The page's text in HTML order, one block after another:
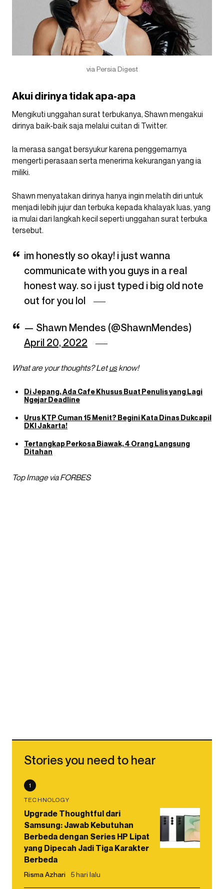
via Persia Digest
Akui dirinya tidak apa-apa
Mengikuti unggahan surat terbukanya, Shawn mengakui
dirinya baik-baik saja melalui cuitan di Twitter.
Ia merasa sangat bersyukur karena penggemarnya
mengerti perasaan serta menerima kekurangan yang ia
miliki.
Shawn menyatakan dirinya hanya ingin melatih diri untuk
menjadi lebih jujur dan terbuka kepada khalayak luas, yang
ia mulai dari langkah kecil seperti unggahan surat terbuka
tersebut.
im honestly so okay! i just wanna
communicate with you guys in a real
honest way. so i just typed i big old note
out for you lol
— Shawn Mendes (@ShawnMendes)
April 20, 2022
What are your thoughts? Letusknow!
Di Jepang, Ada Cafe Khusus Buat Penulis yang Lagi
Ngejar Deadline
Urus KTP Cuman 15 Menit? Begini Kata Dinas Dukcapil
DKI Jakarta!
Tertangkap Perkosa Biawak, 4 Orang Langsung
Ditahan
Top Image via FORBES
Stories you need to hear
1
TECHNOLOGY
Upgrade Thoughtful dari
Samsung: Jawab Kebutuhan
Berbeda dengan Series HP Lipat
yang Dipecah Jadi Tiga Karakter
Berbeda
Risma Azhari 5 hari lalu